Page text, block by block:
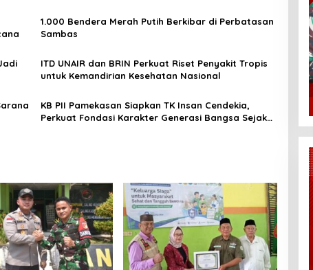
1.000 Bendera Merah Putih Berkibar di Perbatasan
Sambas
ITD UNAIR dan BRIN Perkuat Riset Penyakit Tropis
untuk Kemandirian Kesehatan Nasional
KB PII Pamekasan Siapkan TK Insan Cendekia,
Perkuat Fondasi Karakter Generasi Bangsa Sejak